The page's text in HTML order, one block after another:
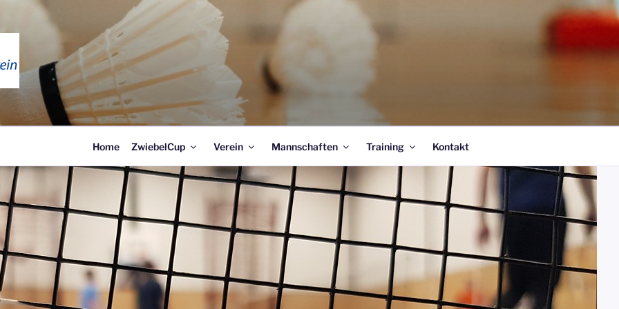
WEIMAR
Home ZwiebelCup Verein Mannschaften Training Kontakt